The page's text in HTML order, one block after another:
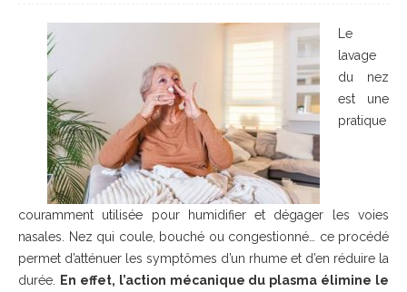
Le
lavage
du nez
est une
pratique
couramment utilisée pour humidifier et dégager les voies
nasales. Nez qui coule, bouché ou congestionné… ce procédé
permet d’atténuer les symptômes d’un rhume et d’en réduire la
durée.
En effet, l’action mécanique du plasma élimine le